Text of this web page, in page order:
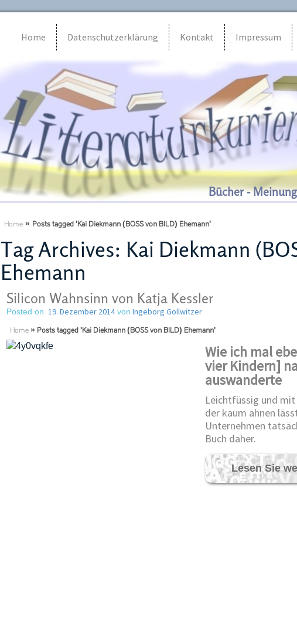
Home Datenschutzerklärung Kontakt Impressum
Bücher -
Home » Posts tagged 'Kai Diekmann (BOSS von BILD) Ehemann'
Tag Archives: Kai Diekmann
Ehemann
Silicon Wahnsinn von Katja Kessler
Posted on 19. Dezember 2014von Ingeborg Gollwitzer
Home » Posts tagged 'Kai Diekmann (BOSS von BILD) Ehemann'
Wie ich mal
vier Kindern]
auswanderte
Leichtfüssig und
der kaum ahnen
Unternehmen
Buch daher.
Lesen Sie